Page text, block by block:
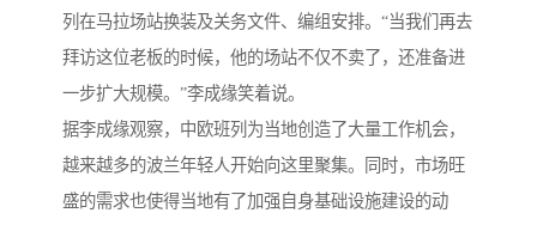
列在马拉场站换装及关务文件、编组安排。“当我们再去
拜访这位老板的时候，他的场站不仅不卖了，还准备进
一步扩大规模。”李成缘笑着说。
据李成缘观察，中欧班列为当地创造了大量工作机会，
越来越多的波兰年轻人开始向这里聚集。同时，市场旺
盛的需求也使得当地有了加强自身基础设施建设的动